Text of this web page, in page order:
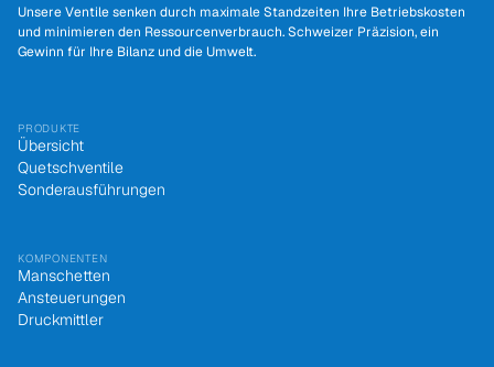
Unsere Ventile senken durch maximale Standzeiten Ihre Betriebskosten
und minimieren den Ressourcenverbrauch. Schweizer Präzision, ein
Gewinn für Ihre Bilanz und die Umwelt.
PRODUKTE
Übersicht
Quetschventile
Sonderausführungen
KOMPONENTEN
Manschetten
Ansteuerungen
Druckmittler